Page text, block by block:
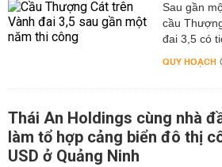
Sau gần
cầu
đai 3,5 có
QUY HOẠCH
Thái An Holdings cùng nhà
làm tổ hợp cảng biển đô thị
USD ở Quảng Ninh